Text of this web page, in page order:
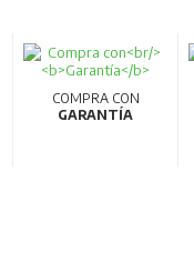
COMPRA CON
GARANTÍA